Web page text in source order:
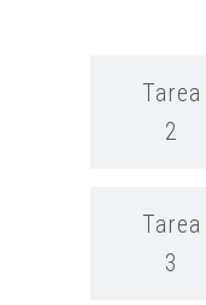
Tarea
2
Tarea
3